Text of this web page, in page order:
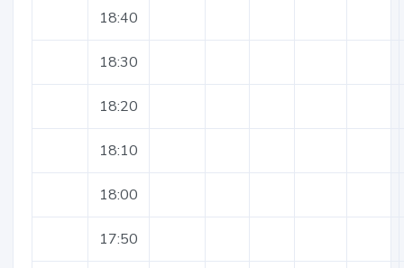
18:40
18:30
18:20
18:10
18:00
17:50